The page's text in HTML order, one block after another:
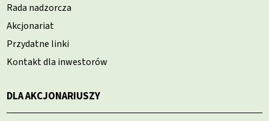
Rada nadzorcza
Akcjonariat
Przydatne linki
Kontakt dla inwestorów
DLA AKCJONARIUSZY